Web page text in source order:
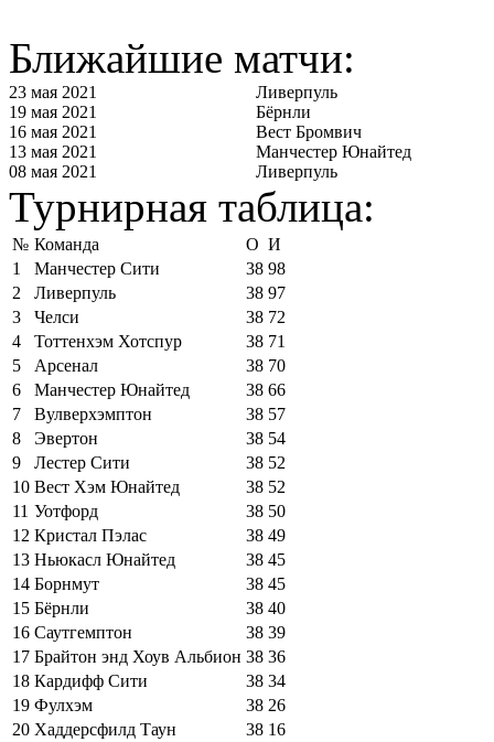
Ближайшие матчи:
23 мая 2021
Ливерпуль
19 мая 2021
Бёрнли
16 мая 2021
Вест Бромвич
13 мая 2021
Манчестер Юнайтед
08 мая 2021
Ливерпуль
Турнирная таблица:
№ Команда О И
1
Манчестер Сити 38 98
2
Ливерпуль 38 97
3
Челси 38 72
4
Тоттенхэм Хотспур 38 71
5
Арсенал 38 70
6
Манчестер Юнайтед 38 66
7
Вулверхэмптон 38 57
8
Эвертон 38 54
9
Лестер Сити 38 52
10 Вест Хэм Юнайтед 38 52
11 Уотфорд 38 50
12 Кристал Пэлас 38 49
13 Ньюкасл Юнайтед 38 45
14 Борнмут 38 45
15 Бёрнли 38 40
16 Саутгемптон 38 39
17 Брайтон энд Хоув Альбион 38 36
18 Кардифф Сити 38 34
19 Фулхэм 38 26
20 Хаддерсфилд Таун 38 16